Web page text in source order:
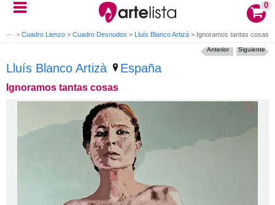
0
> Cuadro Lienzo > Cuadro Desnudos > Lluís Blanco Artizà > Ignoramos tantas cosas
Lluís Blanco Artizà España
Ignoramos tantas cosas
Siguiente
Anterior